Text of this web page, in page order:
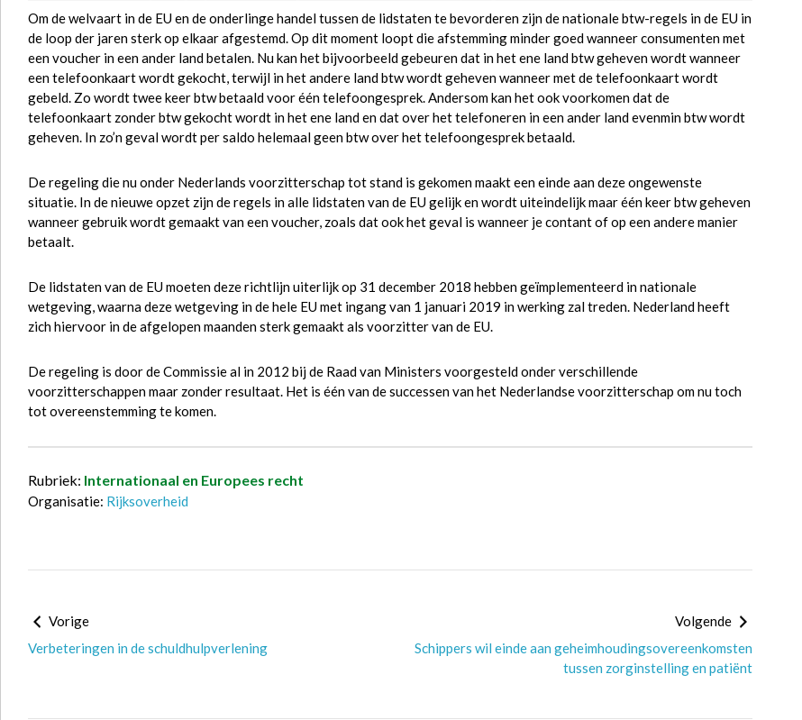
Om de welvaart in de EU en de onderlinge handel tussen de lidstaten te bevorderen zijn de nationale btw-regels in de EU in
de loop der jaren sterk op elkaar afgestemd. Op dit moment loopt die afstemming minder goed wanneer consumenten met
een voucher in een ander land betalen. Nu kan het bijvoorbeeld gebeuren dat in het ene land btw geheven wordt wanneer
een telefoonkaart wordt gekocht, terwijl in het andere land btw wordt geheven wanneer met de telefoonkaart wordt
gebeld. Zo wordt twee keer btw betaald voor één telefoongesprek. Andersom kan het ook voorkomen dat de
telefoonkaart zonder btw gekocht wordt in het ene land en dat over het telefoneren in een ander land evenmin btw wordt
geheven. In zo’n geval wordt per saldo helemaal geen btw over het telefoongesprek betaald.
De regeling die nu onder Nederlands voorzitterschap tot stand is gekomen maakt een einde aan deze ongewenste
situatie. In de nieuwe opzet zijn de regels in alle lidstaten van de EU gelijk en wordt uiteindelijk maar één keer btw geheven
wanneer gebruik wordt gemaakt van een voucher, zoals dat ook het geval is wanneer je contant of op een andere manier
betaalt.
De lidstaten van de EU moeten deze richtlijn uiterlijk op 31 december 2018 hebben geïmplementeerd in nationale
wetgeving, waarna deze wetgeving in de hele EU met ingang van 1 januari 2019 in werking zal treden. Nederland heeft
zich hiervoor in de afgelopen maanden sterk gemaakt als voorzitter van de EU.
De regeling is door de Commissie al in 2012 bij de Raad van Ministers voorgesteld onder verschillende
voorzitterschappen maar zonder resultaat. Het is één van de successen van het Nederlandse voorzitterschap om nu toch
tot overeenstemming te komen.
Rubriek: Internationaal en Europees recht
Organisatie: Rijksoverheid
Vorige
Verbeteringen in de schuldhulpverlening
Volgende
Schippers wil einde aan geheimhoudingsovereenkomsten
tussen zorginstelling en patiënt